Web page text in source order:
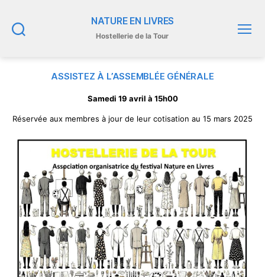
NATURE EN LIVRES
Hostellerie de la Tour
ASSISTEZ À L’ASSEMBLÉE GÉNÉRALE
Samedi 19 avril à 15h00
Réservée aux membres à jour de leur cotisation au 15 mars 2025